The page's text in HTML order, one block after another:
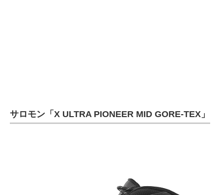
サロモン「X ULTRA PIONEER MID GORE-TEX」